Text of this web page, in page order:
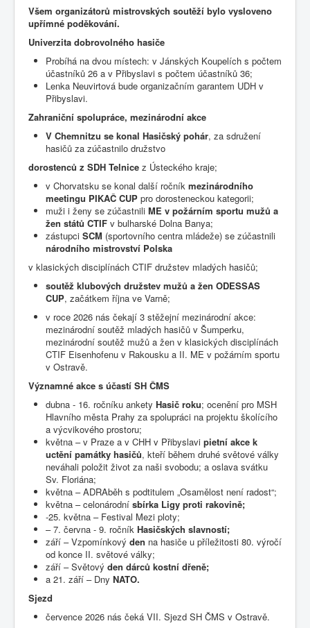
Všem organizátorů mistrovských soutěží bylo vysloveno
upřímné poděkování.
Univerzita dobrovolného hasiče
Probíhá na dvou místech: v Jánských Koupelích s počtem
účastníků 26 a v Přibyslavi s počtem účastníků 36;
Lenka Neuvirtová bude organizačním garantem UDH v
Přibyslavi.
Zahraniční spolupráce, mezinárodní akce
V Chemnitzu se konal Hasičský pohár, za sdružení
hasičů za zúčastnilo družstvo
dorostenců z SDH Telnice z Ústeckého kraje;
v Chorvatsku se konal další ročník mezinárodního
meetingu PIKAČ CUP pro dorosteneckou kategorii;
muži i ženy se zúčastnili ME v požárním sportu mužů a
žen států CTIF v bulharské Dolna Banya;
zástupci SCM (sportovního centra mládeže) se zúčastnili
národního mistrovství Polska
v klasických disciplínách CTIF družstev mladých hasičů;
soutěž klubových družstev mužů a žen ODESSAS
CUP, začátkem října ve Varně;
v roce 2026 nás čekají 3 stěžejní mezinárodní akce:
mezinárodní soutěž mladých hasičů v Šumperku,
mezinárodní soutěž mužů a žen v klasických disciplínách
CTIF Eisenhofenu v Rakousku a II. ME v požárním sportu
v Ostravě.
Významné akce s účastí SH ČMS
dubna - 16. ročníku ankety Hasič roku; ocenění pro MSH
Hlavního města Prahy za spolupráci na projektu školícího
a výcvikového prostoru;
května – v Praze a v CHH v Přibyslavi pietní akce k
uctění památky hasičů, kteří během druhé světové války
neváhali položit život za naši svobodu; a oslava svátku
Sv. Floriána;
května – ADRAběh s podtitulem „Osamělost není radost“;
května – celonárodní sbírka Ligy proti rakovině;
-25. května – Festival Mezi ploty;
– 7. června - 9. ročník Hasičských slavností;
září – Vzpomínkový den na hasiče u příležitosti 80. výročí
od konce II. světové války;
září – Světový den dárců kostní dřeně;
a 21. září – Dny NATO.
Sjezd
července 2026 nás čeká VII. Sjezd SH ČMS v Ostravě.